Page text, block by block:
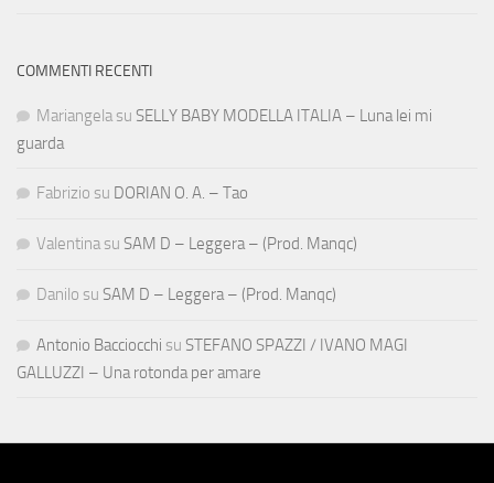
COMMENTI RECENTI
Mariangela su SELLY BABY MODELLA ITALIA – Luna lei mi
guarda
Fabrizio su DORIAN O. A. – Tao
Valentina su SAM D – Leggera – (Prod. Manqc)
Danilo su SAM D – Leggera – (Prod. Manqc)
Antonio Bacciocchi su STEFANO SPAZZI / IVANO MAGI
GALLUZZI – Una rotonda per amare